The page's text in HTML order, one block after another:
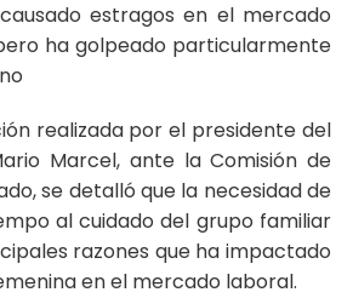
estragos en el mercado
ha golpeado particularmente
realizada por el presidente del
Marcel, ante la Comisión de
se detalló que la necesidad de
al cuidado del grupo familiar
razones que ha impactado
en el mercado laboral.